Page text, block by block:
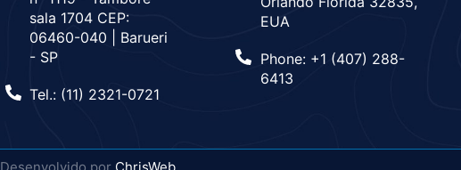
sala 1704 CEP:
06460-040 | Barueri
- SP
Tel.: (11) 2321-0721
EUA
Phone: +1 (407) 288-
6413
Desenvolvido por ChrisWeb.